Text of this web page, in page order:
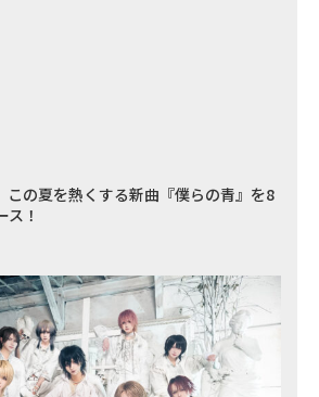
この夏を熱くする新曲『僕らの青』を8
！